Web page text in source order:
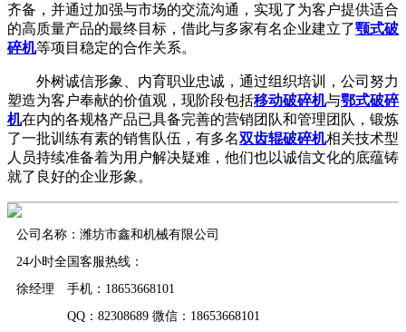
齐备，并通过加强与市场的交流沟通，实现了为客户提供适合
的高质量产品的最终目标，借此与多家有名企业建立了颚式破
碎机等项目稳定的合作关系。
外树诚信形象、内育职业忠诚，通过组织培训，公司努力
塑造为客户奉献的价值观，现阶段包括移动破碎机与鄂式破碎
机在内的各规格产品已具备完善的营销团队和管理团队，锻炼
了一批训练有素的销售队伍，有多名双齿辊破碎机相关技术型
人员持续准备着为用户解决疑难，他们也以诚信文化的底蕴铸
就了良好的企业形象。
公司名称：潍坊市鑫和机械有限公司
24小时全国客服热线：
徐经理 手机：18653668101
QQ：82308689 微信：18653668101